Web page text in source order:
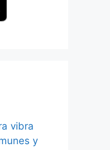
vibra
y